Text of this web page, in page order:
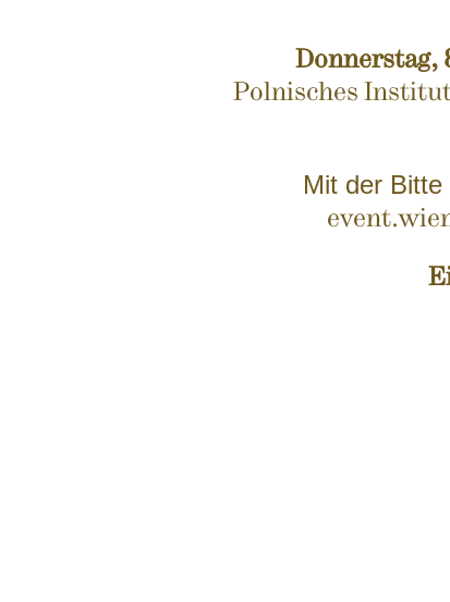
Donnerstag,
Polnisches
Mit der